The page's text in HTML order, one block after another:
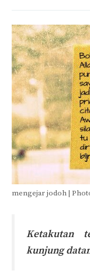
mengejar jodoh |
Ketakutan
kunjung